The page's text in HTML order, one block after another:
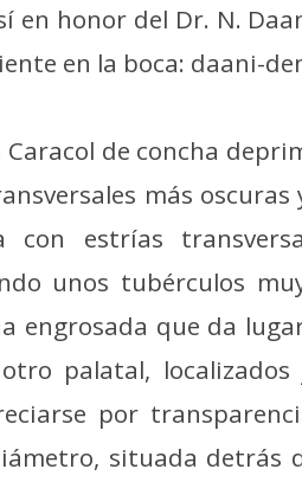
en honor del Dr. N.
en la boca: daani-
Caracol de concha
más
estrías
unos tubérculos
engrosada que da
palatal,
por
situada detrás